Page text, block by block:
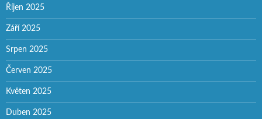
Říjen 2025
Září 2025
Srpen 2025
Červen 2025
Květen 2025
Duben 2025